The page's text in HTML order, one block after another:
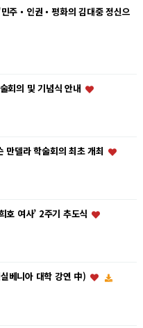
주・인권・평화의 김대중 정신으
회의 및 기념식 안내
만델라 학술회의 최초 개최
호 여사’ 2주기 추도식
베니아 대학 강연 中)